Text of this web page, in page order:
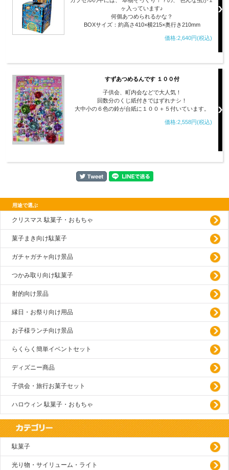
ヶ入っています♪
何個あつめられるかな？
BOXサイズ：約高さ410×横215×奥行き210mm
価格:2,640円(税込)
すずあつめるんです １００付
子供会、町内会などで大人気！
回数分のくじ紙付きではずれナシ！
大中小の６色の鈴が台紙に１００＋５付いています。
価格:2,558円(税込)
用途で選ぶ
クリスマス 駄菓子・おもちゃ
菓子まき向け駄菓子
ガチャガチャ向け景品
つかみ取り向け駄菓子
射的向け景品
縁日・お祭り向け用品
お子様ランチ向け景品
らくらく簡単イベントセット
ディズニー商品
子供会・旅行お菓子セット
ハロウィン 駄菓子・おもちゃ
駄菓子
光り物・サイリューム・ライト